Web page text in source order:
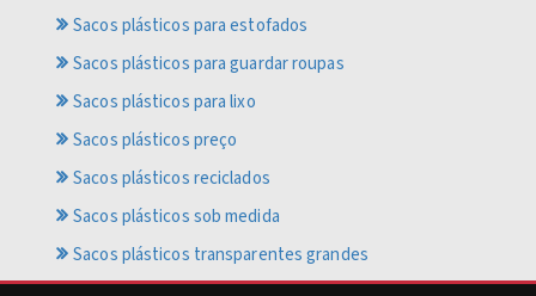
Sacos plásticos para estofados
Sacos plásticos para guardar roupas
Sacos plásticos para lixo
Sacos plásticos preço
Sacos plásticos reciclados
Sacos plásticos sob medida
Sacos plásticos transparentes grandes